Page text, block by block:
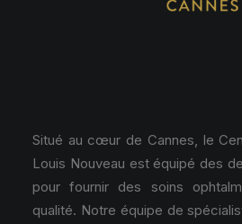
Situé au cœur de Cannes, le
Louis Nouveau est équipé des
pour fournir des soins
qualité. Notre équipe de